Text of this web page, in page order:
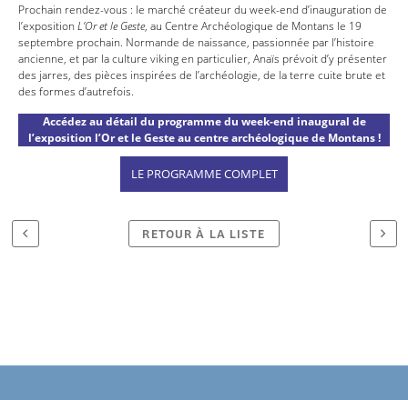
Prochain rendez-vous : le marché créateur du week-end d’inauguration de
l’exposition L’Or et le Geste, au Centre Archéologique de Montans le 19
septembre prochain. Normande de naissance, passionnée par l’histoire
ancienne, et par la culture viking en particulier, Anaïs prévoit d’y présenter
des jarres, des pièces inspirées de l’archéologie, de la terre cuite brute et
des formes d’autrefois.
Accédez au détail du programme du week-end inaugural de
l’exposition l’Or et le Geste au centre archéologique de Montans !
LE PROGRAMME COMPLET
RETOUR À LA LISTE